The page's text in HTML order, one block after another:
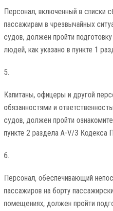
Персонал, включенный в списки
пассажирам в чрезвычайных
судов, должен пройти
людей, как указано в пункте 1
5.
Капитаны, офицеры и другой
обязанностями и
судов, должен пройти
пункте 2 раздела A-V/3 Кодекса
6.
Персонал, обеспечивающий
пассажиров на борту
помещениях, должен пройти